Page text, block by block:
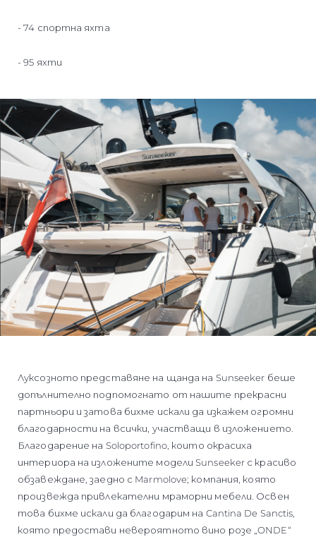
- 74 спортна яхта
- 95 яхти
Луксозното представяне на щанда на Sunseeker беше
допълнително подпомогнато от нашите прекрасни
партньори и затова бихме искали да изкажем огромни
благодарности на всички, участващи в изложението.
Благодарение на Soloportofino, които окрасиха
интериора на изложените модели Sunseeker с красиво
обзавеждане, заедно с Marmolove; компания, която
произвежда привлекателни мраморни мебели. Освен
това бихме искали да благодарим на Cantina De Sanctis,
която предостави невероятното вино розе „ONDE“